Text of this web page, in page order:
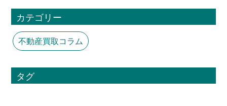
カテゴリー
不動産買取コラム
タグ